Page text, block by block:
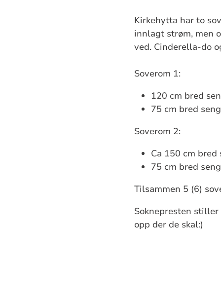
Kirkehytta har to
innlagt strøm, men
ved. Cinderella-do
Soverom 1:
120 cm bred
75 cm bred
Soverom 2:
Ca 150 cm bred
75 cm bred
Tilsammen 5 (6)
Soknepresten stiller
opp der de skal:)